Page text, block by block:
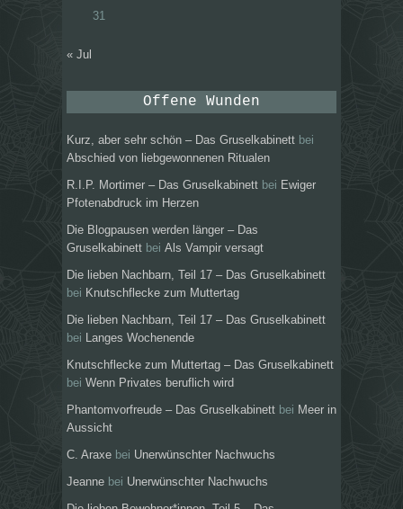
31
« Jul
Offene Wunden
Kurz, aber sehr schön – Das Gruselkabinett bei
Abschied von liebgewonnenen Ritualen
R.I.P. Mortimer – Das Gruselkabinett bei Ewiger
Pfotenabdruck im Herzen
Die Blogpausen werden länger – Das
Gruselkabinett bei Als Vampir versagt
Die lieben Nachbarn, Teil 17 – Das Gruselkabinett
bei Knutschflecke zum Muttertag
Die lieben Nachbarn, Teil 17 – Das Gruselkabinett
bei
Langes Wochenende
Knutschflecke zum Muttertag – Das Gruselkabinett
bei Wenn Privates beruflich wird
Phantomvorfreude – Das Gruselkabinett bei Meer in
Aussicht
C. Araxe bei Unerwünschter Nachwuchs
Jeanne bei Unerwünschter Nachwuchs